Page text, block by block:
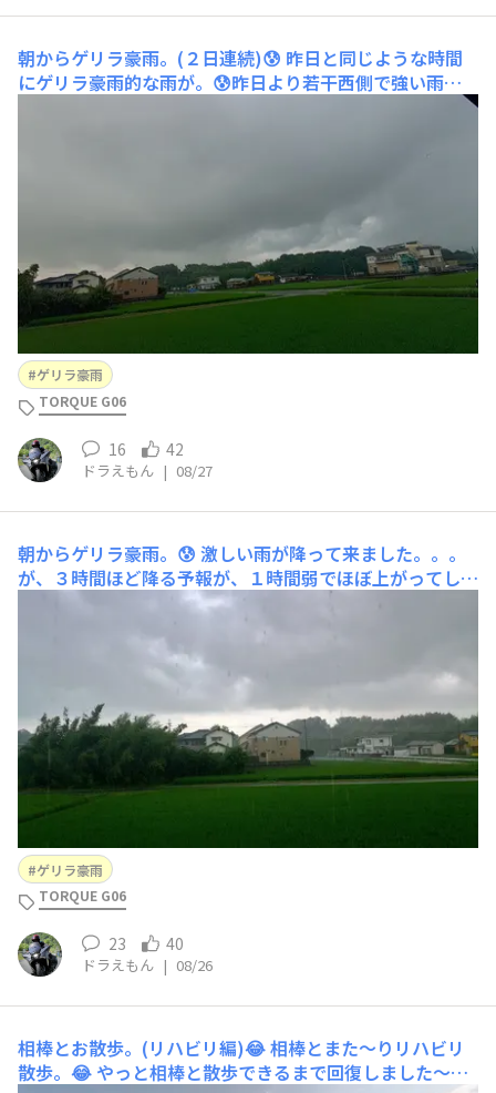
朝からゲリラ豪雨。(２日連続)😰 昨日と同じような時間
にゲリラ豪雨的な雨が。😰昨日より若干西側で強い雨
ゲリラ豪雨
TORQUE G06
16 42
ドラえもん | 08/27
朝からゲリラ豪雨。😰 激しい雨が降って来ました。。。
が、３時間ほど降る予報が、１時間弱でほぼ上がってしま
いました。😰少しでも気温が下がってくれれば良いんで
ゲリラ豪雨
TORQUE G06
23 40
ドラえもん | 08/26
相棒とお散歩。(リハビリ編)😂相棒とまた～りリハビリ
散歩。😂 やっと相棒と散歩できるまで回復しました〜。